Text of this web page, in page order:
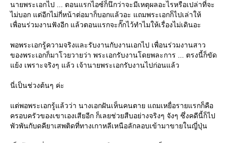
นายพระเอกไป ... ตอนแรกไอซ์ก็นึกว่าจะมีเหตุผลอะไรหรือเปล่าที่จะ
ไม่บอก แต่อีกไม่กี่หน้าต่อมาก็บอกแล้วอะ แถมพระเอกก็ไปเล่าให้
เพื่อนร่วมงานฟังอีก แล้วตอนแรกจะกั๊กไว้ทำไมให้เรื่องไม่เดินอะ
พอพระเอกรู้ความจริงและรับงานกับงานเอกไป เพื่อนร่วมงานสาว
ของพระเอกก็มาโวยวายว่า พระเอกรับงานโดยพละการ ... ตรงนี้ก็ขัด
้ง เพราะจริงๆ แล้ว เจ้านายพระเอกรับงานไปก่อนแล้ว
นี่เป็นช่วงต้นๆ ค่ะ
ต่พอพระเอกรู้แล้วว่า นางเอกฝันเห็นคนตาย แถมเหยื่อรายแรกก็คือ
ครอบครัวของเขาเองเสียอีก ก็เลยช่วยสืบอย่างจริงๆ จังๆ ซึ่งคดีนี้ก็ไป
พัวพันกับดคียาเสพติดที่ทางเกาหลีเหนือลักลอบเข้ามาขายในญี่ปุ่น